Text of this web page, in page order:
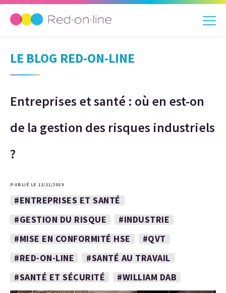
LE BLOG RED-ON-LINE
Entreprises et santé : où en est-on
de la gestion des risques industriels
?
PUBLIÉ LE 13/11/2019
#ENTREPRISES ET SANTÉ
#GESTION DU RISQUE
#INDUSTRIE
#MISE EN CONFORMITÉ HSE
#QVT
#RED-ON-LINE
#SANTÉ AU TRAVAIL
#SANTÉ ET SÉCURITÉ
#WILLIAM DAB